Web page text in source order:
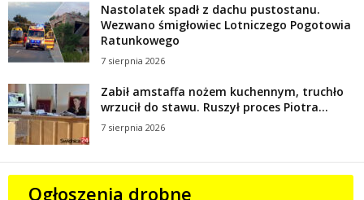
Nastolatek spadł z dachu pustostanu.
Wezwano śmigłowiec Lotniczego Pogotowia
Ratunkowego
7 sierpnia 2026
Zabił amstaffa nożem kuchennym, truchło
wrzucił do stawu. Ruszył proces Piotra...
7 sierpnia 2026
Ogłoszenia drobne